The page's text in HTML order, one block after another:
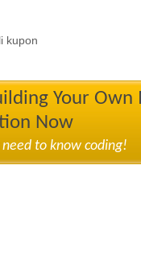
kupon
Your Own
Now
need to know coding!